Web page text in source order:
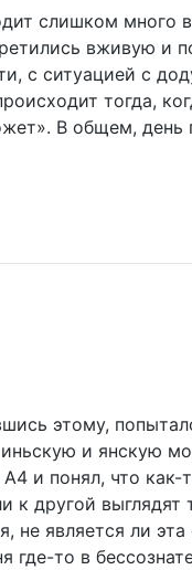
слишком много
вживую и
с ситуацией с
тогда,
В общем, день
этому,
и янскую
и понял, что как-
к другой
является ли эта
где-то в